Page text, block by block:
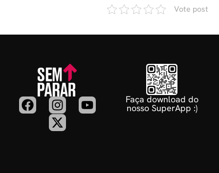
Vote post
Faça download do
nosso SuperApp :)